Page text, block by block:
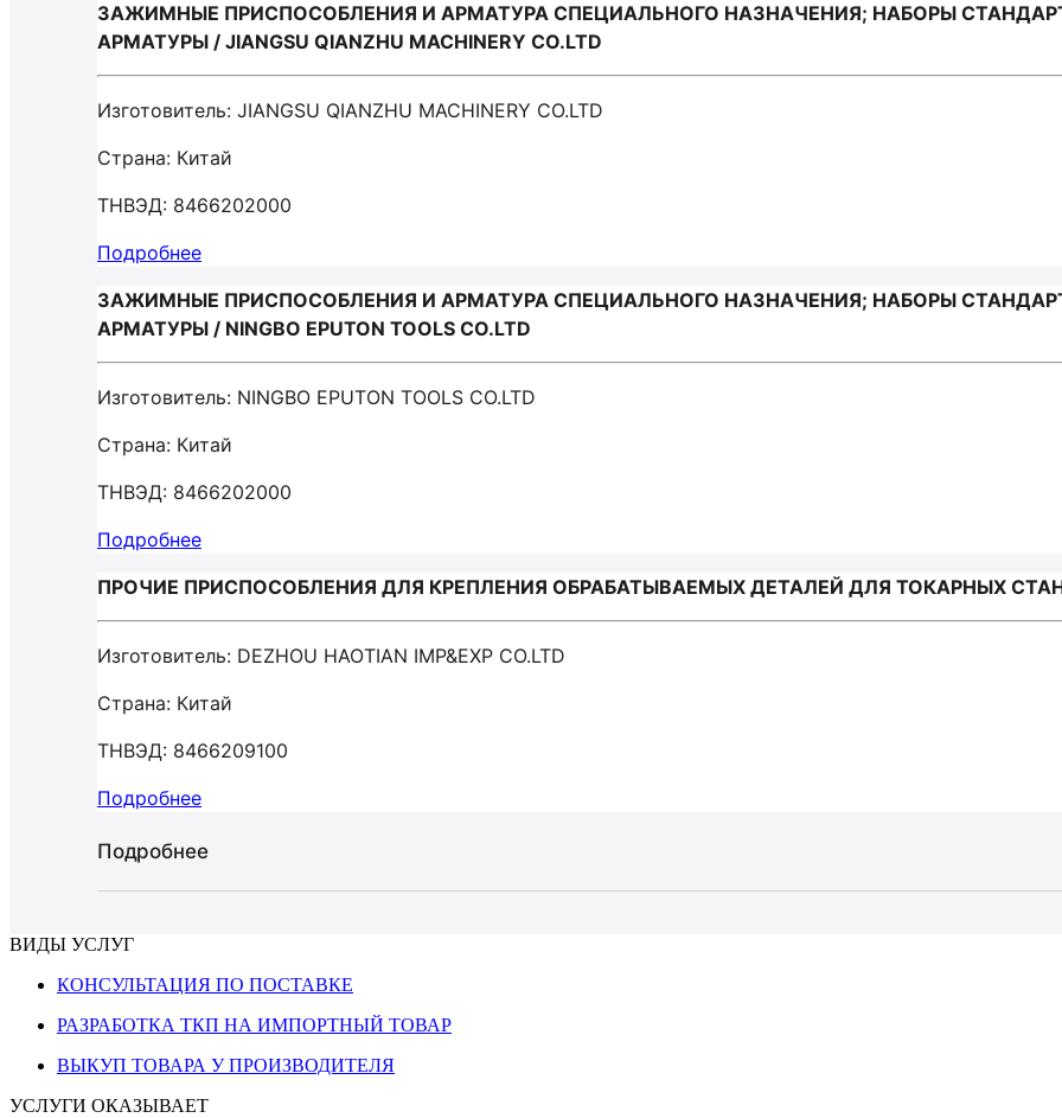
ЗАЖИМНЫЕ ПРИСПОСОБЛЕНИЯ И АРМАТУРА СПЕЦИАЛЬНОГО НАЗНАЧЕНИЯ; НАБОРЫ
АРМАТУРЫ / JIANGSU QIANZHU MACHINERY CO.LTD
Изготовитель: JIANGSU QIANZHU MACHINERY CO.LTD
Страна: Китай
ТНВЭД: 8466202000
Подробнее
ЗАЖИМНЫЕ ПРИСПОСОБЛЕНИЯ И АРМАТУРА СПЕЦИАЛЬНОГО НАЗНАЧЕНИЯ; НАБОРЫ
АРМАТУРЫ / NINGBO EPUTON TOOLS CO.LTD
Изготовитель: NINGBO EPUTON TOOLS CO.LTD
Страна: Китай
ТНВЭД: 8466202000
Подробнее
ПРОЧИЕ ПРИСПОСОБЛЕНИЯ ДЛЯ КРЕПЛЕНИЯ ОБРАБАТЫВАЕМЫХ ДЕТАЛЕЙ ДЛЯ ТОКАРНЫХ СТАНКОВ
Изготовитель: DEZHOU HAOTIAN IMP&EXP CO.LTD
Страна: Китай
ТНВЭД: 8466209100
Подробнее
Подробнее
ВИДЫ УСЛУГ
КОНСУЛЬТАЦИЯ ПО ПОСТАВКЕ
РАЗРАБОТКА ТКП НА ИМПОРТНЫЙ ТОВАР
ВЫКУП ТОВАРА У ПРОИЗВОДИТЕЛЯ
УСЛУГИ ОКАЗЫВАЕТ